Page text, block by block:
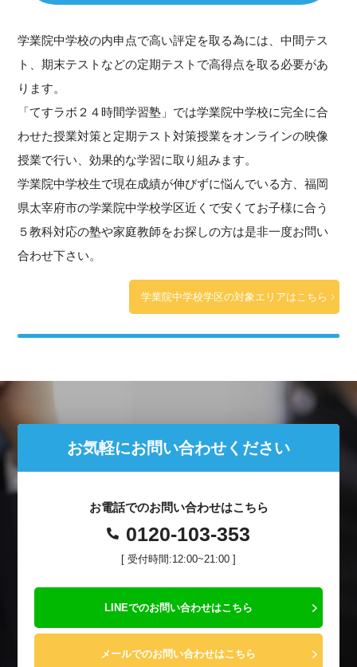
学業院中学校の内申点で高い評定を取る為には、中間テス
ト、期末テストなどの定期テストで高得点を取る必要があ
ります。
「てすラボ２４時間学習塾」では学業院中学校に完全に合
わせた授業対策と定期テスト対策授業をオンラインの映像
授業で行い、効果的な学習に取り組みます。
学業院中学校生で現在成績が伸びずに悩んでいる方、福岡
県太宰府市の学業院中学校学区近くで安くてお子様に合う
５教科対応の塾や家庭教師をお探しの方は是非一度お問い
合わせ下さい。
学業院中学校学区の対象エリアはこちら
お気軽にお問い合わせください
お電話でのお問い合わせはこちら
0120-103-353
[ 受付時間:12:00~21:00 ]
LINEでのお問い合わせはこちら
メールでのお問い合わせはこちら